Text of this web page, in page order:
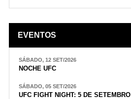
EVENTOS
SÁBADO, 12 SET/2026
NOCHE UFC
SÁBADO, 05 SET/2026
UFC FIGHT NIGHT: 5 DE SETEMBRO